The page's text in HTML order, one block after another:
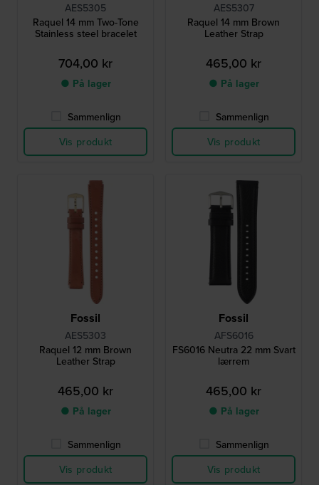
AES5305
Raquel 14 mm Two-Tone
Stainless steel bracelet
704,00 kr
● På lager
Sammenlign
Vis produkt
AES5307
Raquel 14 mm Brown
Leather Strap
465,00 kr
● På lager
Sammenlign
Vis produkt
Fossil
AES5303
Raquel 12 mm Brown
Leather Strap
465,00 kr
● På lager
Sammenlign
Vis produkt
Fossil
AFS6016
FS6016 Neutra 22 mm Svart
lærrem
465,00 kr
● På lager
Sammenlign
Vis produkt